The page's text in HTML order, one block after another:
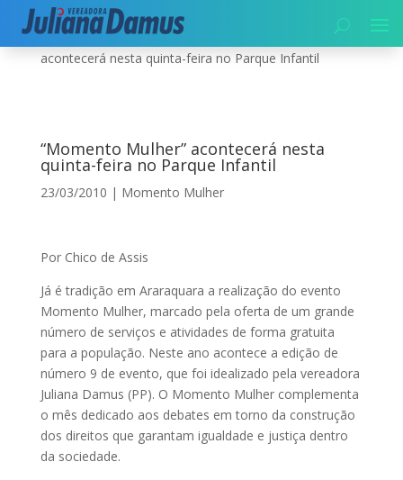
Início|Momento Mulher
acontecerá nesta quinta-feira no Parque Infantil
“Momento Mulher” acontecerá nesta
quinta-feira no Parque Infantil
23/03/2010 | Momento Mulher
Por Chico de Assis
Já é tradição em Araraquara a realização do evento
Momento Mulher, marcado pela oferta de um grande
número de serviços e atividades de forma gratuita
para a população. Neste ano acontece a edição de
número 9 de evento, que foi idealizado pela vereadora
Juliana Damus (PP). O Momento Mulher complementa
o mês dedicado aos debates em torno da construção
dos direitos que garantam igualdade e justiça dentro
da sociedade.